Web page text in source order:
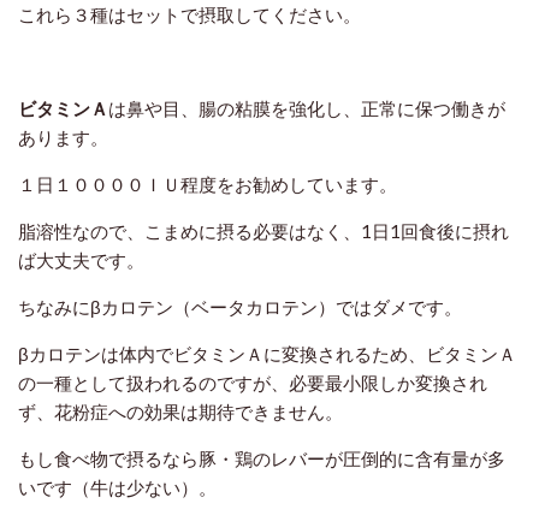
これら３種はセットで摂取してください。
ビタミンＡ は鼻や目、腸の粘膜を強化し、正常に保つ働きが
あります。
１日１００００ＩＵ程度をお勧めしています。
脂溶性なので、こまめに摂る必要はなく、1日1回食後に摂れ
ば大丈夫です。
ちなみにβカロテン（ベータカロテン）ではダメです。
βカロテンは体内でビタミンＡに変換されるため、ビタミンＡ
の一種として扱われるのですが、必要最小限しか変換され
ず、花粉症への効果は期待できません。
もし食べ物で摂るなら豚・鶏のレバーが圧倒的に含有量が多
いです（牛は少ない）。